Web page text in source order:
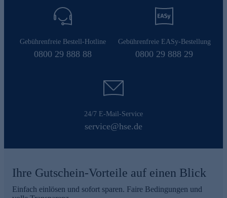
Gebührenfreie Bestell-Hotline
0800 29 888 88
Gebührenfreie EASy-Bestellung
0800 29 888 29
24/7 E-Mail-Service
service@hse.de
Ihre Gutschein-Vorteile auf einen Blick
Einfach einlösen und sofort sparen. Faire Bedingungen und